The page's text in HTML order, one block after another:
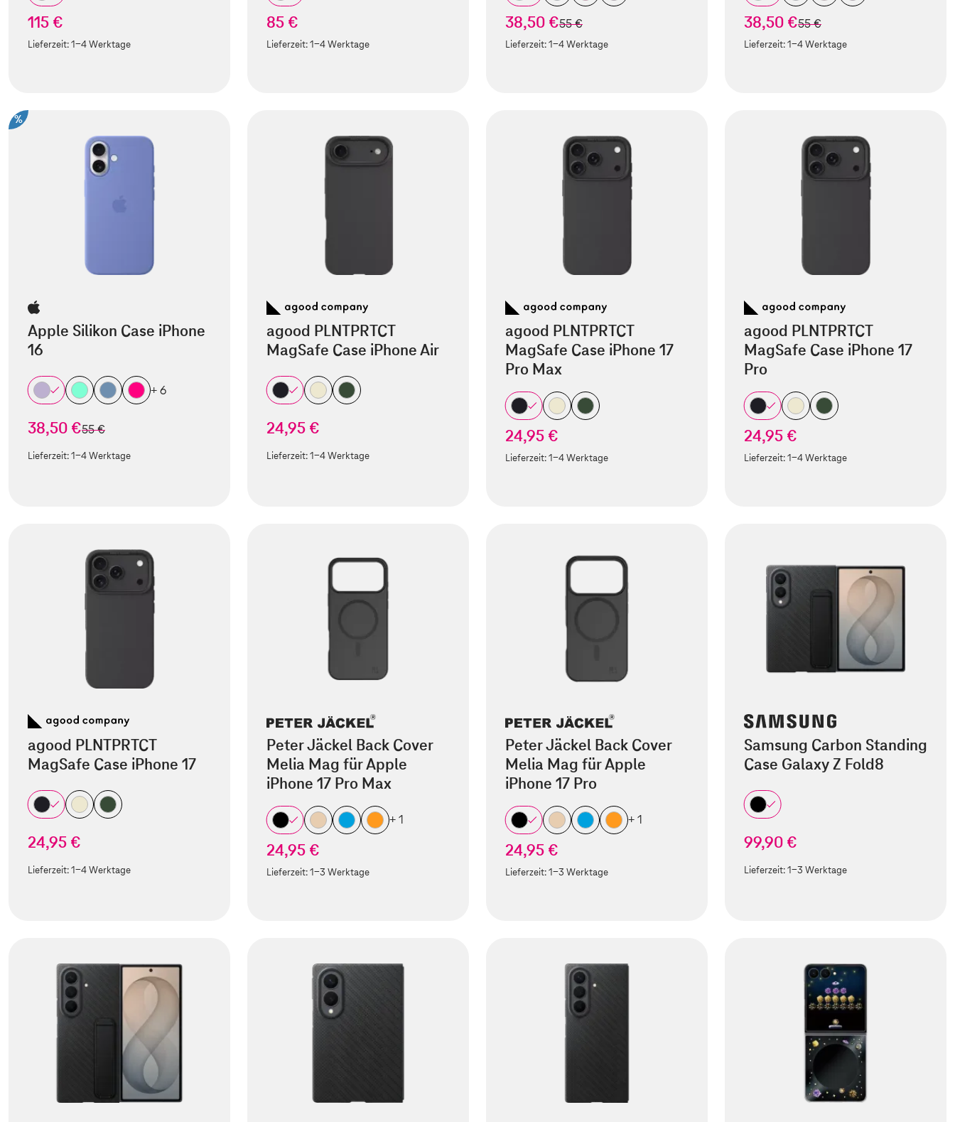
115 €
Lieferzeit:1-4 Werktage
85 €
Lieferzeit:1-4 Werktage
38,50 €statt
55 €
Lieferzeit:1-4 Werktage
38,50 €statt
55 €
Lieferzeit:1-4 Werktage
%
Apple Silikon Case iPhone
16
+ 6
38,50 €statt
55 €
Lieferzeit:1-4 Werktage
agood PLNTPRTCT
MagSafe Case iPhone Air
24,95 €
Lieferzeit:1-4 Werktage
agood PLNTPRTCT
MagSafe Case iPhone 17
Pro Max
24,95 €
Lieferzeit:1-4 Werktage
agood PLNTPRTCT
MagSafe Case iPhone 17
Pro
24,95 €
Lieferzeit:1-4 Werktage
agood PLNTPRTCT
MagSafe Case iPhone 17
24,95 €
Lieferzeit:1-4 Werktage
Peter Jäckel Back Cover
Melia Mag für Apple
iPhone 17 Pro Max
+ 1
24,95 €
Lieferzeit:1-3 Werktage
Peter Jäckel Back Cover
Melia Mag für Apple
iPhone 17 Pro
+ 1
24,95 €
Lieferzeit:1-3 Werktage
Samsung Carbon Standing
Case Galaxy Z Fold8
99,90 €
Lieferzeit:1-3 Werktage